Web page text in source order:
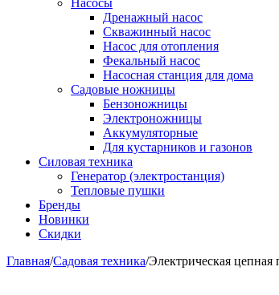
Насосы
Дренажный насос
Скважинный насос
Насос для отопления
Фекальный насос
Насосная станция для дома
Садовые ножницы
Бензоножницы
Электроножницы
Аккумуляторные
Для кустарников и газонов
Силовая техника
Генератор (электростанция)
Тепловые пушки
Бренды
Новинки
Скидки
Главная/Садовая техника/Электрическая